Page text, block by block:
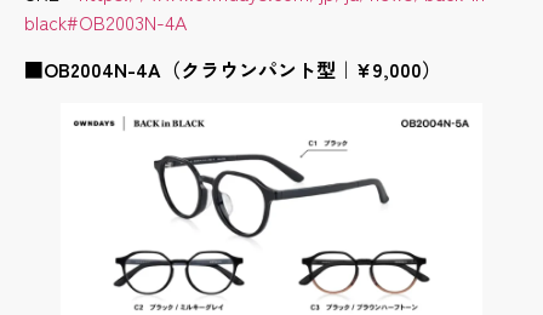
black#OB2003N-4A
■OB2004N-4A（クラウンパント型｜¥9,000）